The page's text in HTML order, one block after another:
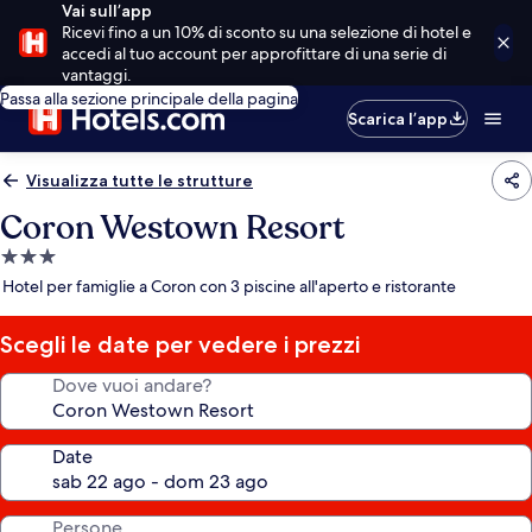
Vai sull’app
Ricevi fino a un 10% di sconto su una selezione di hotel e
accedi al tuo account per approfittare di una serie di
vantaggi.
Passa alla sezione principale della pagina
Scarica l’app
Visualizza tutte le strutture
Coron Westown Resort
Struttura
a
stelle
Hotel per famiglie a Coron con 3 piscine all'aperto e ristorante
Scegli le date per vedere i prezzi
Dove vuoi andare?
Date